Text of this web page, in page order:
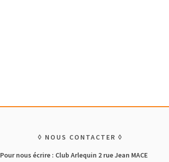
NOUS CONTACTER
Pour nous écrire : Club Arlequin 2 rue Jean MACE